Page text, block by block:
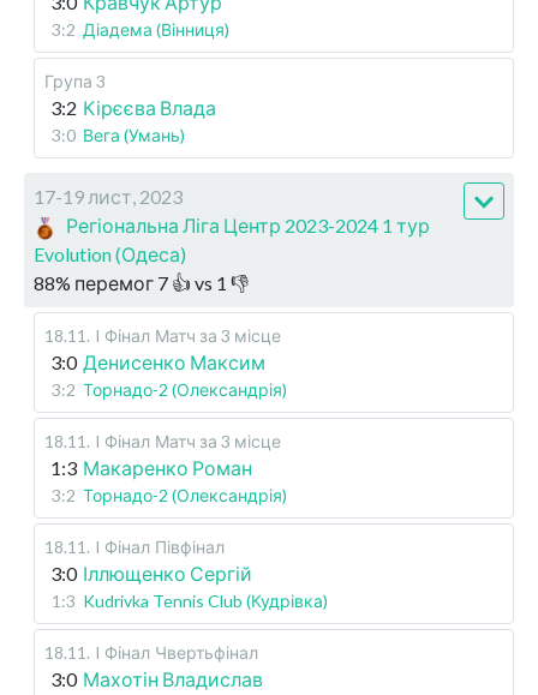
3:2 Діадема (Вінниця)
Група 3
3:2 Кірєєва Влада
3:0 Вега (Умань)
17-19 лист, 2023
Регіональна Ліга Центр 2023-2024 1 тур
Evolution (Одеса)
88% перемог 7 👍 vs 1 👎
18.11 . I Фінал Матч за 3 місце
3:0 Денисенко Максим
3:2 Торнадо-2 (Олександрія)
18.11 . I Фінал Матч за 3 місце
1:3 Макаренко Роман
3:2 Торнадо-2 (Олександрія)
18.11 . I Фінал Півфінал
3:0 Іллющенко Сергій
1:3 Kudrivka Tennis Club (Кудрівка)
18.11 . I Фінал Чвертьфінал
3:0 Махотін Владислав